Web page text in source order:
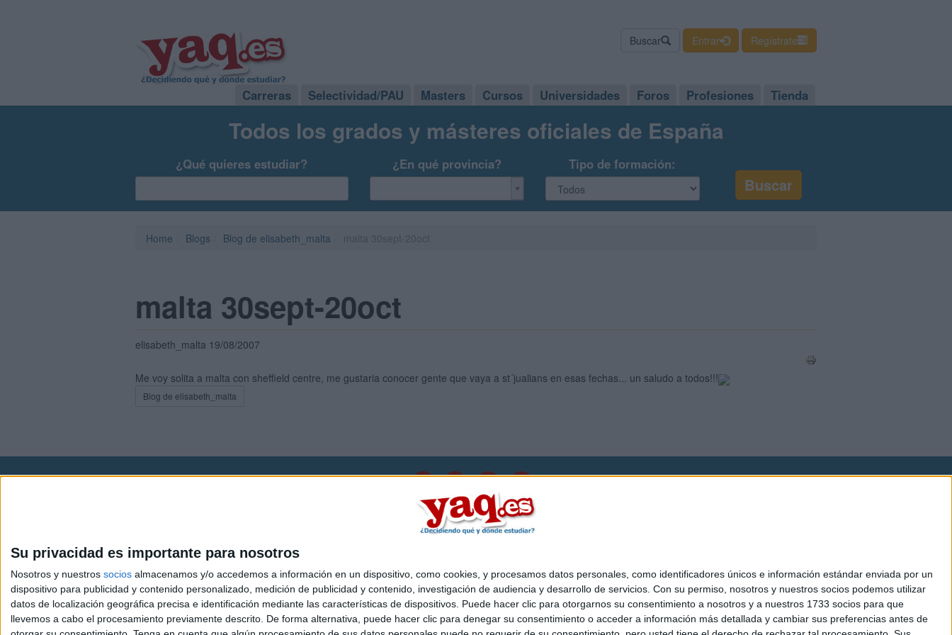
Su privacidad es importante para nosotros
Nosotros y nuestros socios almacenamos y/o accedemos a información en un dispositivo, como cookies, y procesamos datos personales, como identificadores únicos e información estándar enviada por un
dispositivo para publicidad y contenido personalizado, medición de publicidad y contenido, investigación de audiencia y desarrollo de servicios. Con su permiso, nosotros y nuestros socios podemos utilizar
datos de localización geográfica precisa e identificación mediante las características de dispositivos. Puede hacer clic para otorgarnos su consentimiento a nosotros y a nuestros 1733 socios para que
llevemos a cabo el procesamiento previamente descrito. De forma alternativa, puede hacer clic para denegar su consentimiento o acceder a información más detallada y cambiar sus preferencias antes de
Buscar Entrar Regístrate
Carreras Selectividad/PAU Masters Cursos Universidades Foros Profesiones Tienda
Todos los grados y másteres oficiales de España
¿Qué quieres estudiar? ¿En qué provincia? Tipo de formación:
Home Blogs Blog de elisabeth_malta
malta 30sept-20oct
elisabeth_malta 19/08/2007
Me voy solita a malta con sheffield centre, me gustaria conocer gente que vaya a st´jualians en esas fechas... un saludo a todos!!!
Blog de elisabeth_malta
Quiénes somos| Contactar|Anúnciate
Politica de privacidad|Condiciones generales
- Diego de León 47 - 28006 Madrid [ESPAÑA] - Tel. +34 91 593 2767